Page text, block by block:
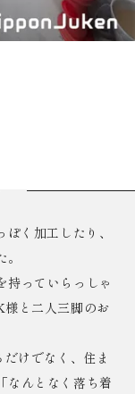
く加工したり、
持っていらっしゃ
と二人三脚のお
けでなく、住ま
なんとなく落ち着